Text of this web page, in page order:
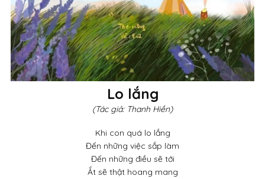
Lo lắng
(Tác giả: Thanh Hiền)
Khi con quá lo lắng
Đến những việc sắp làm
Đến những điều sẽ tới
Ắt sẽ thật hoang mang